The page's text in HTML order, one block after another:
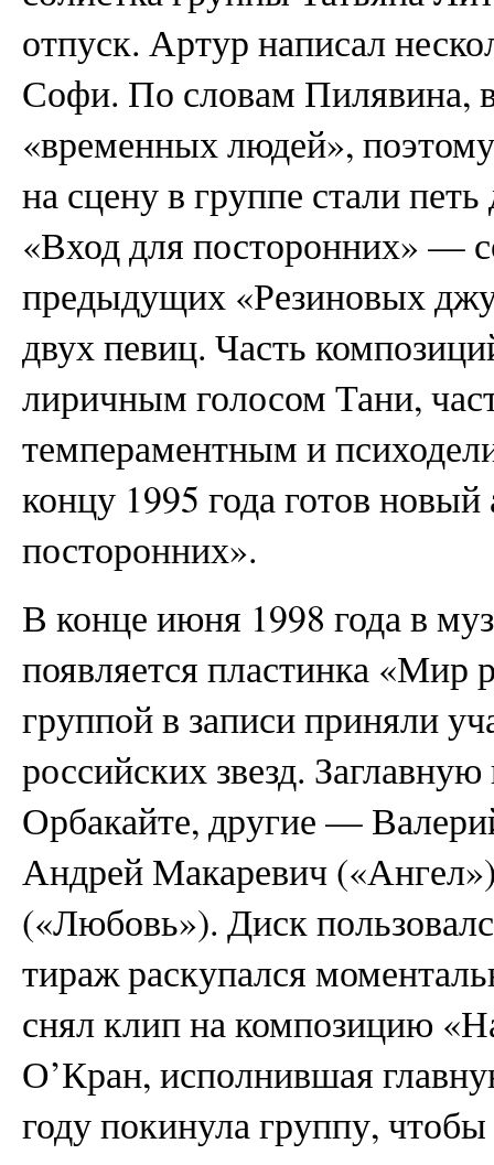
отпуск. Артур написал
Софи. По словам Пилявина,
«временных людей»,
на сцену в группе стали
«Вход для посторонних» —
предыдущих «Резиновых
двух певиц. Часть
лиричным голосом Тани,
темпераментным и
концу 1995 года готов
посторонних».
В конце июня 1998 года в
появляется пластинка «Мир
группой в записи приняли
российских звезд.
Орбакайте, другие —
Андрей Макаревич
(«Любовь»). Диск
тираж раскупался
снял клип на композицию
О’Кран, исполнившая
году покинула группу,